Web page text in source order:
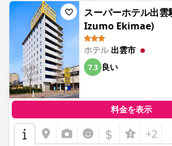
出雲ロイヤルホテルの夕食も好評です。ゲ
を高く評価していますが、予約は事前に必
の少なさを指摘する声もありましたが、全
できるものであり、多くのゲストがまた利
す。
ホテルの客室は、清潔さと広さが際立ってお
ムは好評です。ゲストは快適な環境に満足
ッション性の高いベッドが安らかな滞在を
狭いバスルームのレイアウトや、時折聞こ
問題点も指摘されていますが、全体的な快適
ています。
スーパーホテル出
Izumo Ekimae)
ホテル 出雲市
7.3 良い
料金を表示
$ +2